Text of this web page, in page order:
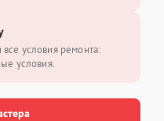
условия ремонта:
условия.